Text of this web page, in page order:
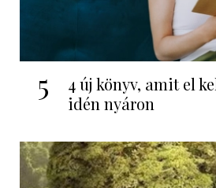
5
4 új könyv, amit el
idén nyáron